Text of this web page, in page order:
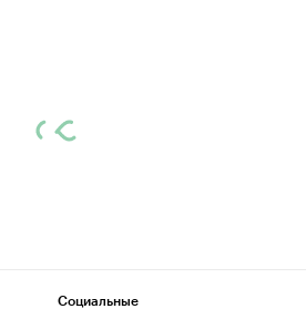
Социальные